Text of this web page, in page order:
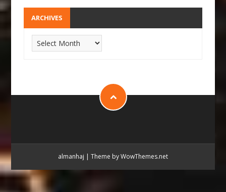
ARCHIVES
almanhaj | Theme by WowThemes.net